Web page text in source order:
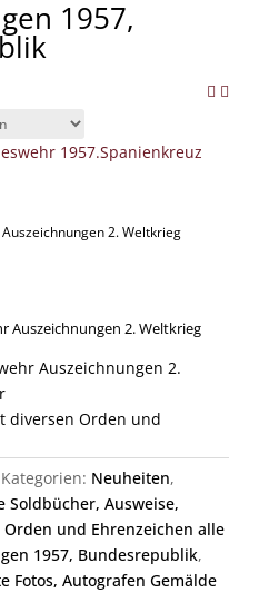
1957,
2. Weltkrieg
Auszeichnungen 2. Weltkrieg
Auszeichnungen 2.
diversen Orden und
Kategorien: Neuheiten,
Soldbücher, Ausweise,
Orden und Ehrenzeichen alle
1957, Bundesrepublik,
Fotos, Autografen Gemälde